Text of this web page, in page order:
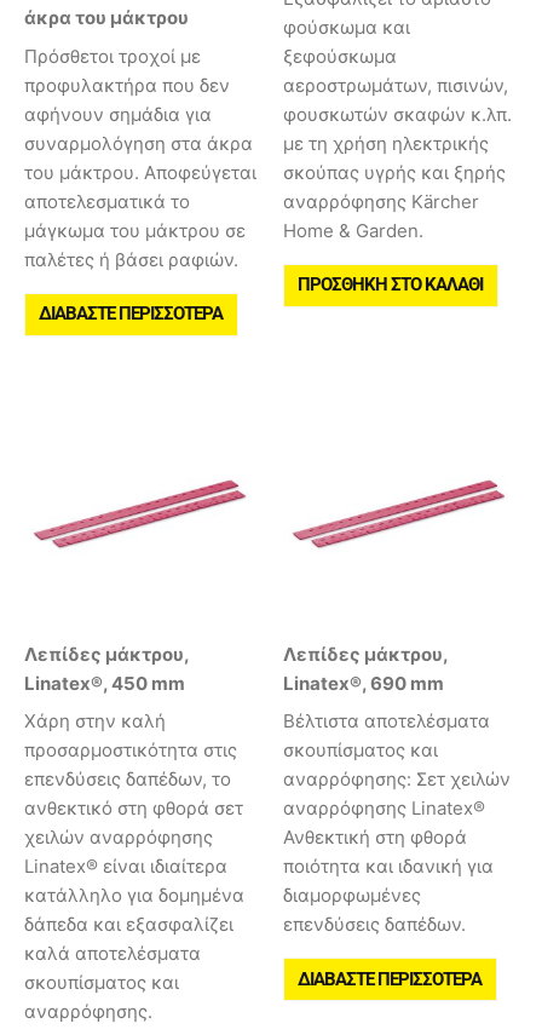
άκρα του μάκτρου
Πρόσθετοι τροχοί με
προφυλακτήρα που δεν
αφήνουν σημάδια για
συναρμολόγηση στα άκρα
του μάκτρου. Αποφεύγεται
αποτελεσματικά το
μάγκωμα του μάκτρου σε
παλέτες ή βάσει ραφιών.
ΔΙΑΒΆΣΤΕ ΠΕΡΙΣΣΌΤΕΡΑ
φούσκωμα και
ξεφούσκωμα
αεροστρωμάτων, πισινών,
φουσκωτών σκαφών κ.λπ.
με τη χρήση ηλεκτρικής
σκούπας υγρής και ξηρής
αναρρόφησης Kärcher
Home & Garden.
ΠΡΟΣΘΉΚΗ ΣΤΟ ΚΑΛΆΘΙ
Λεπίδες μάκτρου,
Linatex®, 450 mm
Χάρη στην καλή
προσαρμοστικότητα στις
επενδύσεις δαπέδων, το
ανθεκτικό στη φθορά σετ
χειλών αναρρόφησης
Linatex® είναι ιδιαίτερα
κατάλληλο για δομημένα
δάπεδα και εξασφαλίζει
καλά αποτελέσματα
σκουπίσματος και
αναρρόφησης.
Λεπίδες μάκτρου,
Linatex®, 690 mm
Βέλτιστα αποτελέσματα
σκουπίσματος και
αναρρόφησης: Σετ χειλών
αναρρόφησης Linatex®
Ανθεκτική στη φθορά
ποιότητα και ιδανική για
διαμορφωμένες
επενδύσεις δαπέδων.
ΔΙΑΒΆΣΤΕ ΠΕΡΙΣΣΌΤΕΡΑ